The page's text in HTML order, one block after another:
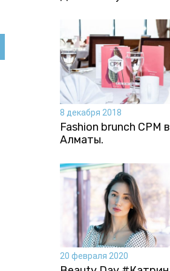
8 декабря 2018
Fashion brunch CPM в
Алматы.
20 февраля 2020